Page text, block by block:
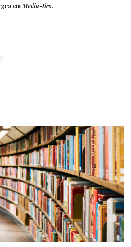
emMedia-tics.